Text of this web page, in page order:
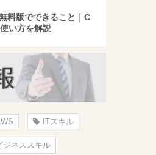
版でできること｜C
い方を解説
ITスキル
ジネススキル